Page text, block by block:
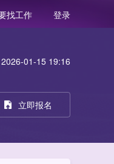
找工作 登录
01-15 19:16
立即报名